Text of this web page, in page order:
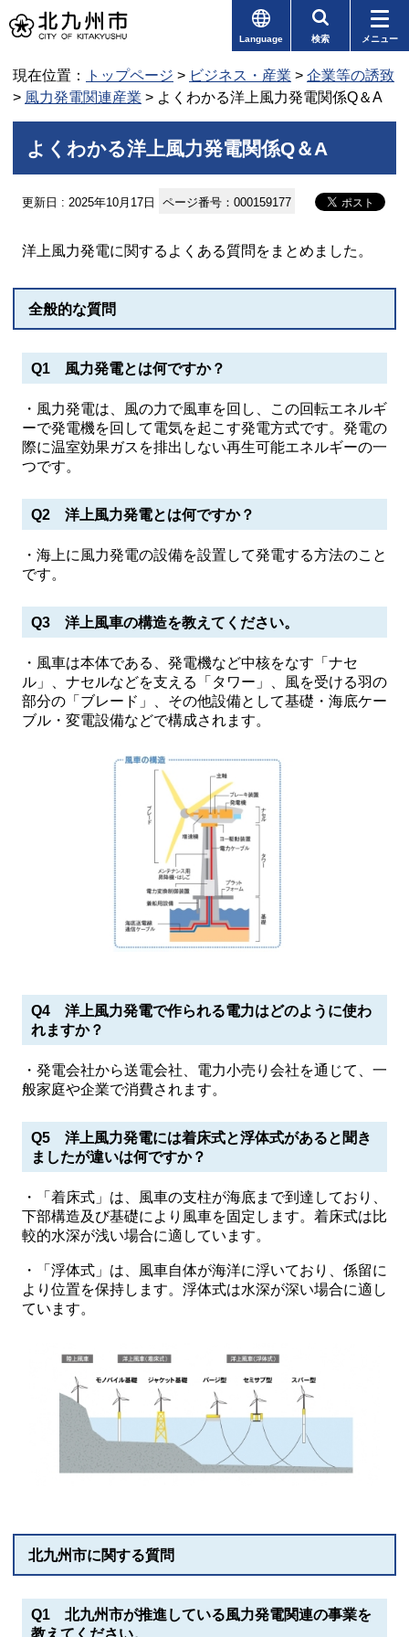
Language 検索 メニュー
現在位置： トップページ > ビジネス・産業 > 企業等の誘致
> 風力発電関連産業 > よくわかる洋上風力発電関係Q＆A
よくわかる洋上風力発電関係Q＆A
更新日 : 2025年10月17日 ページ番号：000159177
洋上風力発電に関するよくある質問をまとめました。
全般的な質問
Q1 風力発電とは何ですか？
・風力発電は、風の力で風車を回し、この回転エネルギ
ーで発電機を回して電気を起こす発電方式です。発電の
際に温室効果ガスを排出しない再生可能エネルギーの一
つです。
Q2 洋上風力発電とは何ですか？
・海上に風力発電の設備を設置して発電する方法のこと
です。
Q3 洋上風車の構造を教えてください。
・風車は本体である、発電機など中核をなす「ナセ
ル」、ナセルなどを支える「タワー」、風を受ける羽の
部分の「ブレード」、その他設備として基礎・海底ケー
ブル・変電設備などで構成されます。
Q4 洋上風力発電で作られる電力はどのように使わ
れますか？
・発電会社から送電会社、電力小売り会社を通じて、一
般家庭や企業で消費されます。
Q5 洋上風力発電には着床式と浮体式があると聞き
ましたが違いは何ですか？
・「着床式」は、風車の支柱が海底まで到達しており、
下部構造及び基礎により風車を固定します。着床式は比
較的水深が浅い場合に適しています。
・「浮体式」は、風車自体が海洋に浮いており、係留に
より位置を保持します。浮体式は水深が深い場合に適し
ています。
北九州市に関する質問
Q1 北九州市が推進している風力発電関連の事業を
教えてください。